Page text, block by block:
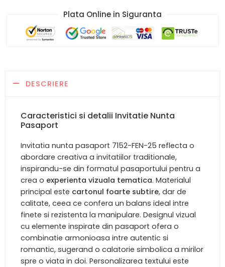
Plata Online in Siguranta​
DESCRIERE
Caracteristici si detalii Invitatie Nunta
Pasaport
Invitatia nunta pasaport 7152-FEN-25 reflecta o
abordare creativa a invitatiilor traditionale,
inspirandu-se din formatul pasaportului pentru a
crea o experienta vizuala tematica. Materialul
principal este cartonul foarte subtire, dar de
calitate, ceea ce confera un balans ideal intre
finete si rezistenta la manipulare. Designul vizual
cu elemente inspirate din pasaport ofera o
combinatie armonioasa intre autentic si
romantic, sugerand o calatorie simbolica a mirilor
spre o viata in doi. Personalizarea textului este